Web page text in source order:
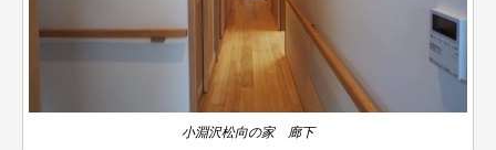
小淵沢松向の家 廊下